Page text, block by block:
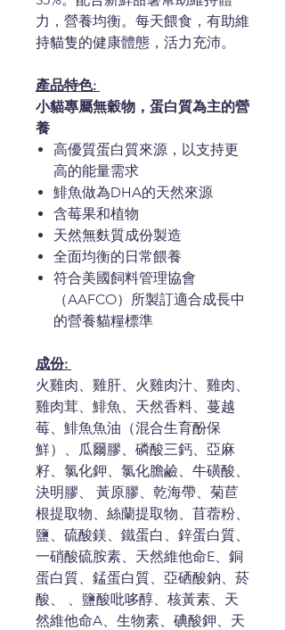
力，營養均衡。每天餵食，有助維
持貓隻的健康體態，活力充沛。
產品特色:
小貓專屬無穀物，蛋白質為主的營
養
高優質蛋白質來源，以支持更
高的能量需求
鯡魚做為DHA的天然來源
含莓果和植物
天然無麩質成份製造
全面均衡的日常餵養
符合美國飼料管理協會
（AAFCO）所製訂適合成長中
的營養貓糧標準
成份:
火雞肉、雞肝、火雞肉汁、雞肉、
雞肉茸、鯡魚、天然香料、蔓越
莓、鯡魚魚油（混合生育酚保
鮮）、瓜爾膠、磷酸三鈣、亞麻
籽、氯化鉀、氯化膽鹼、牛磺酸、
決明膠、 黃原膠、乾海帶、菊苣
根提取物、絲蘭提取物、苜蓿粉、
鹽、硫酸鎂、鐵蛋白、鋅蛋白質、
一硝酸硫胺素、天然維他命E、銅
蛋白質、錳蛋白質、亞硒酸鈉、菸
酸、 、鹽酸吡哆醇、核黃素、天
然維他命A、生物素、碘酸鉀、天